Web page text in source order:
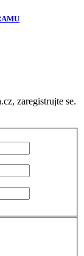
zaregistrujte se.